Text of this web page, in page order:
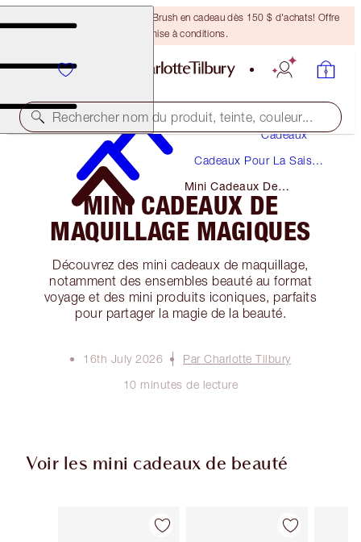
Recevez un pinceau Bronzing Brush en cadeau dès 150 $ d'achats! Offre
soumise à conditions.
Rechercher nom du produit, teinte, couleur...
Cadeaux
Cadeaux Pour La Saison
Mini Cadeaux De
Maquillage Magiques
MINI CADEAUX DE
MAQUILLAGE MAGIQUES
Découvrez des mini cadeaux de maquillage,
notamment des ensembles beauté au format
voyage et des mini produits iconiques, parfaits
pour partager la magie de la beauté.
16th July 2026
Par Charlotte Tilbury
10 minutes de lecture
Voir les mini cadeaux de beauté
Article 1 sur 64 Article 2 sur 64